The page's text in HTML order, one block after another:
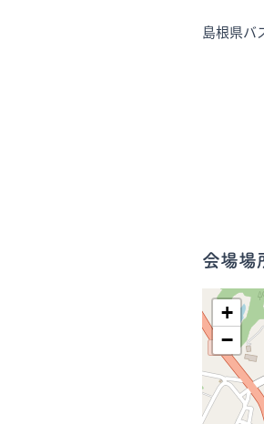
島根県バ
会場場
+
−